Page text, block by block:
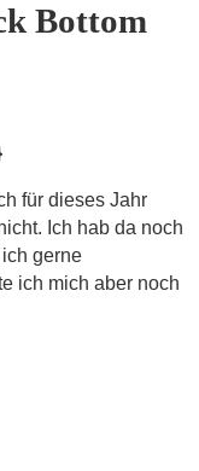
Bottom
für dieses Jahr
Ich hab da noch
gerne
ich mich aber noch